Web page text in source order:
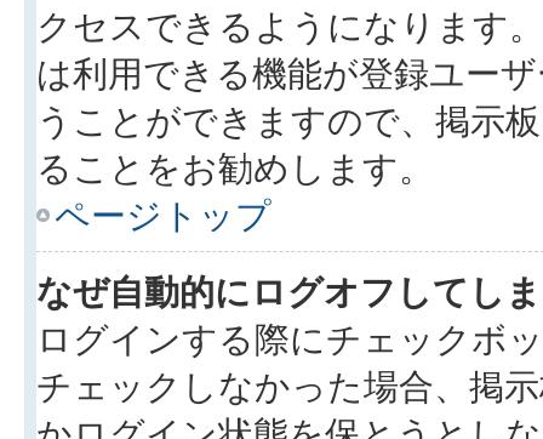
クセスできるようになります
は利用できる機能が登録ユー
うことができますので、掲示
ることをお勧めします。
ページトップ
なぜ自動的にログオフしてし
ログインする際にチェックボ
チェックしなかった場合、掲